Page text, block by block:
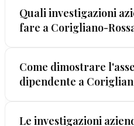
Quali investigazioni
fare a Corigliano-
Le investigazioni
dinamica come
sleale, dipendenti
Come dimostrare
dipendente a
La procedura è precisa:
Le investigazioni